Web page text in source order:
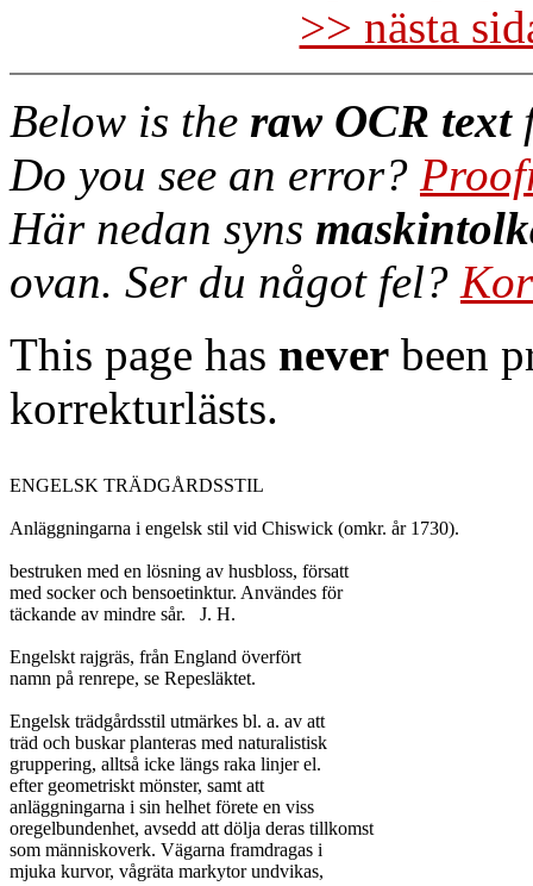
>> nästa
Below is the raw OCR text
Do you see an error?
Här nedan syns
ovan. Ser du något fel?
This page has never been
korrekturlästs.
ENGELSK TRÄDGÅRDSSTIL
Anläggningarna i engelsk stil vid Chiswick (omkr. år 1730).
bestruken med en lösning av husbloss, försatt
med socker och bensoetinktur. Användes för
täckande av mindre sår.	J. H.
Engelskt rajgräs, från England överfört
namn på renrepe, se Repesläktet.
Engelsk trädgårdsstil utmärkes bl. a. av att
träd och buskar planteras med naturalistisk
gruppering, alltså icke längs raka linjer el.
efter geometriskt mönster, samt att
anläggningarna i sin helhet förete en viss
oregelbundenhet, avsedd att dölja deras tillkomst
som människoverk. Vägarna framdragas i
mjuka kurvor, vågräta markytor undvikas,